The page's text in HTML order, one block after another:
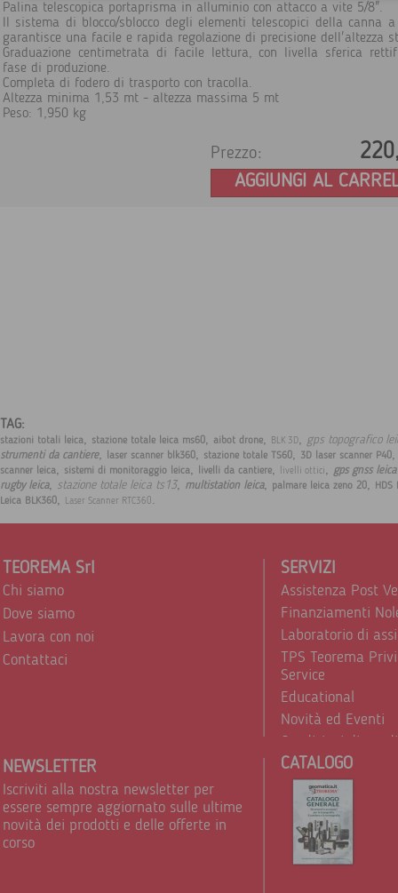
Palina telescopica portaprisma in alluminio con attacco a vite 5/8".
Il sistema di blocco/sblocco degli elementi telescopici della canna
garantisce una facile e rapida regolazione di precisione dell'altezza
Graduazione centimetrata di facile lettura, con livella sferica
fase di produzione.
Completa di fodero di trasporto con tracolla.
Altezza minima 1,53 mt - altezza massima 5 mt
Peso: 1,950 kg
Prezzo:
AGGIUNGI AL
TAG:
stazioni totali leica, stazione totale leica ms60, aibot drone, BLK 3D, gps topografico
strumenti da cantiere, laser scanner blk360, stazione totale TS60, 3D laser scanner P40
scanner leica, sistemi di monitoraggio leica, livelli da cantiere, livelli ottici, gps gnss
rugby leica, stazione totale leica ts13, multistation leica, palmare leica zeno 20,
HDS
Leica BLK360, Laser Scanner RTC360.
TEOREMA Srl
Chi siamo
Dove siamo
Lavora con noi
Contattaci
SERVIZI
Assistenza Post
Finanziamenti
Laboratorio di
TPS Teorema
Service
Educational
Novità ed Eventi
Condizioni di
Trattamento dei
NEWSLETTER
Iscriviti alla nostra newsletter per
essere sempre aggiornato sulle ultime
novità dei prodotti e delle offerte in
corso
CATALOGO